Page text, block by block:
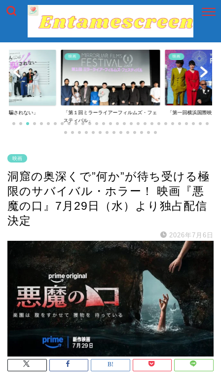
は騙されない」
映画
「第１回ミラーライアーフィルムズ・フェ
スティバル」
映画
「第一回横浜国際映画
映画
洞窟の奥深くで”何か”が待ち受ける極
限のサバイバル・ホラー！ 映画『悪
魔の口』7月29日（水）より独占配信
決定
2026年7月6日